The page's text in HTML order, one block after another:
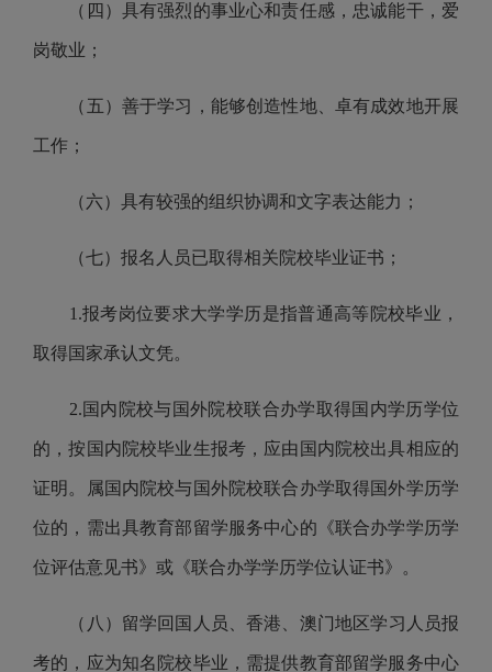
（四）具有强烈的事业心和责任感，忠诚能干，爱
岗敬业；
（五）善于学习，能够创造性地、卓有成效地开展
工作；
（六）具有较强的组织协调和文字表达能力；
（七）报名人员已取得相关院校毕业证书；
1.报考岗位要求大学学历是指普通高等院校毕业，
取得国家承认文凭。
2. 国内院校与国外院校联合办学取得国内学历学位
的，按国内院校毕业生报考，应由国内院校出具相应的
证明。属国内院校与国外院校联合办学取得国外学历学
位的，需出具教育部留学服务中心的《联合办学学历学
位评估意见书》或《联合办学学历学位认证书》。
（ 八 ） 留学回国人员、香港、澳门地区学习人员报
考的，应为知名院校毕业，需提供教育部留学服务中心